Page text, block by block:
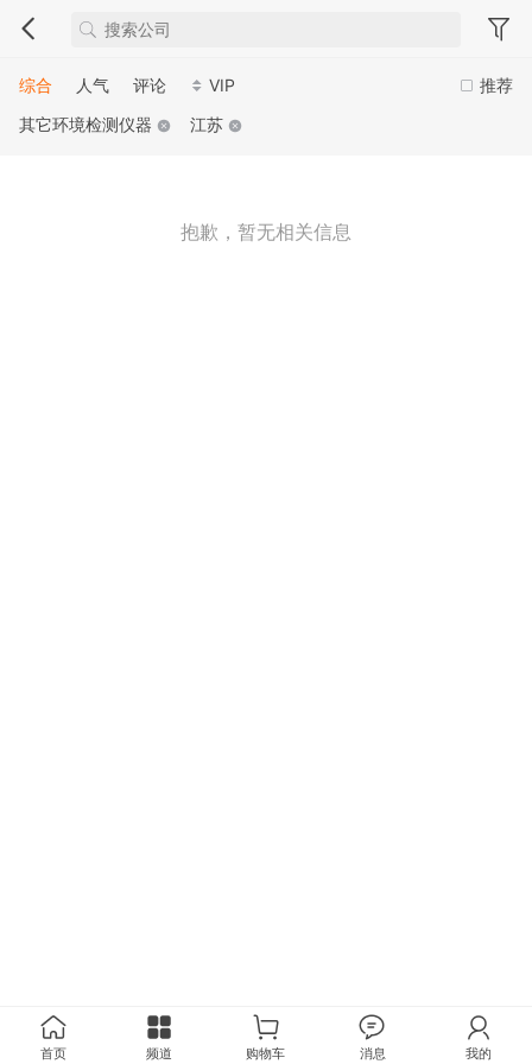
推荐
综合 人气 评论
VIP
其它环境检测仪器
江苏
抱歉，暂无相关信息
首页 频道 购物车 消息 我的